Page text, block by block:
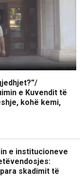
e Kuvendit të
kohë kemi,
e institucioneve
skadimit të